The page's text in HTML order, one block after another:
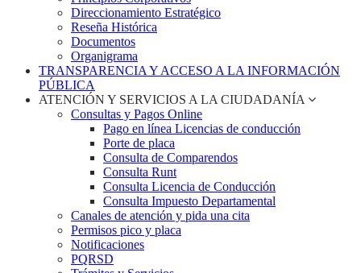
Direccionamiento Estratégico
Reseña Histórica
Documentos
Organigrama
TRANSPARENCIA Y ACCESO A LA INFORMACIÓN
PÚBLICA
ATENCIÓN Y SERVICIOS A LA CIUDADANÍA
Consultas y Pagos Online
Pago en línea Licencias de conducción
Porte de placa
Consulta de Comparendos
Consulta Runt
Consulta Licencia de Conducción
Consulta Impuesto Departamental
Canales de atención y pida una cita
Permisos pico y placa
Notificaciones
PQRSD